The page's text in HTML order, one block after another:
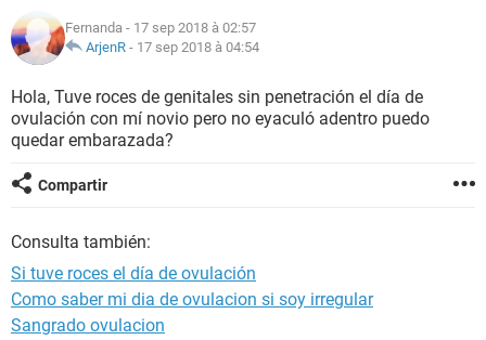
NUTRICIÓN
BIENESTAR
Fernanda - 17 sep 2018 à 02:57
ArjenR - 17 sep 2018 à 04:54
Hola, Tuve roces de genitales sin penetración el día de
ovulación con mí novio pero no eyaculó adentro puedo
quedar embarazada?
Compartir
Consulta también:
Si tuve roces el día de ovulación
Como saber mi dia de ovulacion si soy irregular
Sangrado ovulacion